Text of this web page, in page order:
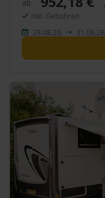
ab
inkl. Gebühren
28.08.26
31.08.26